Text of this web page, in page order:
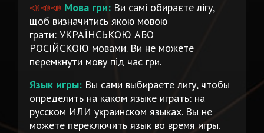
📣📣📣 Мова гри: Ви самі обираєте лігу,
щоб визначитись якою мовою
грати: УКРАЇНСЬКОЮ АБО
РОСІЙСКОЮ мовами. Ви не можете
перемкнути мову під час гри.
Язык игры: Вы сами выбираете лигу, чтобы
определить на каком языке играть: на
русском ИЛИ украинском языках. Вы не
можете переключить язык во время игры.